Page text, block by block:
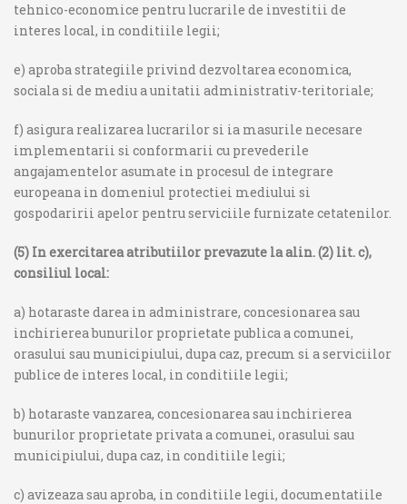
tehnico-economice pentru lucrarile de investitii de
interes local, in conditiile legii;
e) aproba strategiile privind dezvoltarea economica,
sociala si de mediu a unitatii administrativ-teritoriale;
f) asigura realizarea lucrarilor si ia masurile necesare
implementarii si conformarii cu prevederile
angajamentelor asumate in procesul de integrare
europeana in domeniul protectiei mediului si
gospodaririi apelor pentru serviciile furnizate cetatenilor.
(5) In exercitarea atributiilor prevazute la alin. (2) lit. c),
consiliul local:
a) hotaraste darea in administrare, concesionarea sau
inchirierea bunurilor proprietate publica a comunei,
orasului sau municipiului, dupa caz, precum si a serviciilor
publice de interes local, in conditiile legii;
b) hotaraste vanzarea, concesionarea sau inchirierea
bunurilor proprietate privata a comunei, orasului sau
municipiului, dupa caz, in conditiile legii;
c) avizeaza sau aproba, in conditiile legii, documentatiile